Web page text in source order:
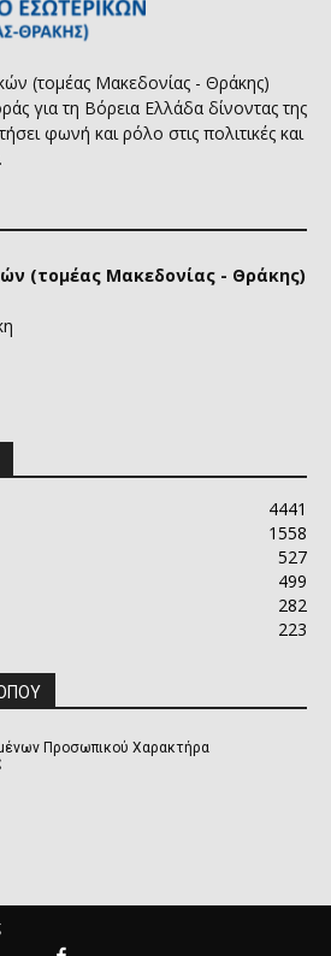
(τομέας Μακεδονίας - Θράκης)
για τη Βόρεια Ελλάδα δίνοντας της
φωνή και ρόλο στις πολιτικές και
(τομέας Μακεδονίας - Θράκης)
4441
1558
527
499
282
223
Προσωπικού Χαρακτήρα